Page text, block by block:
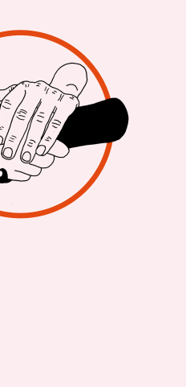
Die Identitäre
die Selbstbezeichnung,
aber Masse bewegen.
Debord erklärt der
seinem Buch „Identitär!“,
das real Erlebte immer
werde. Bilder, Bilder,
versuchen sie ihre
sondern virtuell schnell
Jahren, als rund ein
und die
„Denn daran muß sich
den Medien war, ist